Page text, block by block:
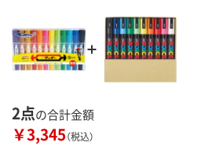
2点の合計金額
￥3,345（税込）